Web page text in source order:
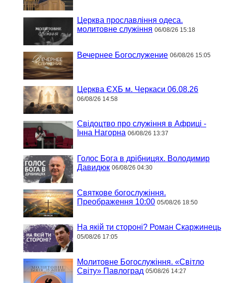
Церква прославління одеса.
молитовне служіння 06/08/26 15:18
Вечернее Богослужение 06/08/26 15:05
Церква ЄХБ м. Черкаси 06.08.26
06/08/26 14:58
Свідоцтво про служіння в Африці -
Інна Нагорна 06/08/26 13:37
Голос Бога в дрібницях. Володимир
Давидюк 06/08/26 04:30
Святкове богослужіння.
Преображення 10:00 05/08/26 18:50
На якій ти стороні? Роман Скаржинець
05/08/26 17:05
Молитовне Богослужіння. «Світло
Світу» Павлоград 05/08/26 14:27